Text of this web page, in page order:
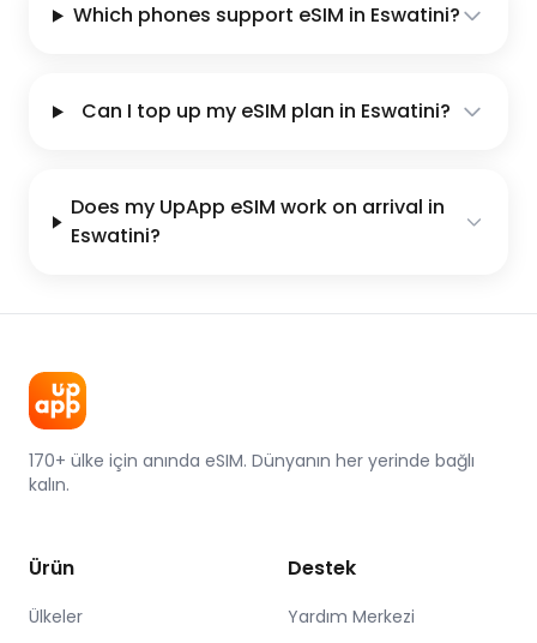
Which phones support eSIM in Eswatini?
Can I top up my eSIM plan in Eswatini?
Does my UpApp eSIM work on arrival in
Eswatini?
170+ ülke için anında eSIM. Dünyanın her yerinde bağlı
kalın.
Ürün
Ülkeler
Destek
Yardım Merkezi